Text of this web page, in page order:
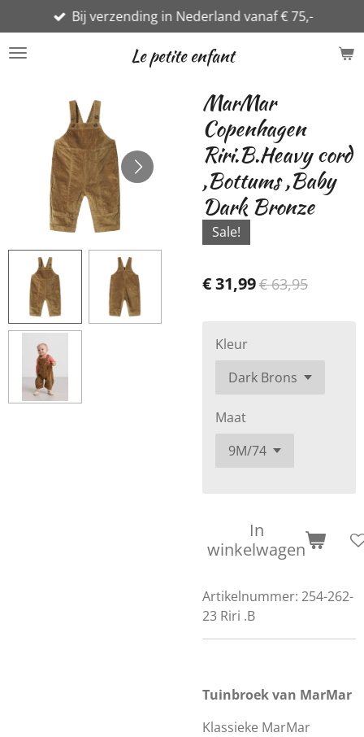
direct
naar
Le petite enfant
Bij verzending in Nederland vanaf € 75,-
MarMar
Copenhagen
Riri.B.Heavy cord
,Bottums ,Baby
Dark Bronze
Sale!
€ 31,99€ 63,95
Kleur
Maat
In
winkelwagen
Artikelnummer: 254-262-
23 Riri .B
Tuinbroek van MarMar
Klassieke MarMar